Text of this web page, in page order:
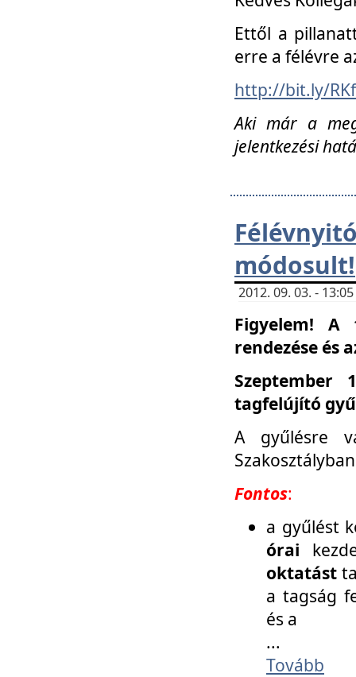
Ettől a
erre a félévre
http://bit.ly/
Aki már a
jelentkezési
módosult!
2012. 09. 03. -
Figyelem! A
rendezése és
Szeptember
tagfelújító
A gyűlésre
Fontos:
a gyűlést
órai
oktatást
a tagság
és a
...
Tovább